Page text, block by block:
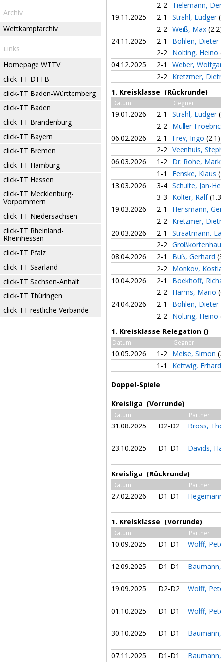
Archiv
Wettkampfarchiv
Links
Homepage WTTV
click-TT DTTB
click-TT Baden-Württemberg
click-TT Baden
click-TT Brandenburg
click-TT Bayern
click-TT Bremen
click-TT Hamburg
click-TT Hessen
click-TT Mecklenburg-
Vorpommern
click-TT Niedersachsen
click-TT Rheinland-
Rheinhessen
click-TT Pfalz
click-TT Saarland
click-TT Sachsen-Anhalt
click-TT Thüringen
click-TT restliche Verbände
2-2 Tielemann,
19.11.2025
2-1 Strahl, Ludger
2-2 Weiß, Max
24.11.2025
2-1 Bohlen, Dieter
2-2 Nolting, Heino
04.12.2025
2-1
Weber,
2-2 Kretzmer,
1. Kreisklasse (Rückrunde)
Datum Gegner
19.01.2026 2-1 Strahl, Ludger
2-2 Müller-
06.02.2026
2-1 Frey, Ingo (2.1)
2-2 Veenhuis,
06.03.2026
1-2 Dr. Rohe,
1-1
Fenske, Klaus
13.03.2026
3-4 Schulte, Jan-
3-3
Kolter, Ralf
19.03.2026
2-1
Hensmann,
2-2 Kretzmer,
20.03.2026
2-1
Straatmann,
2-2
08.04.2026
2-1 Buß, Gerhard
2-2 Monkov,
10.04.2026
2-1
Boekhoff,
2-2 Harms, Mario
24.04.2026
2-1 Bohlen, Dieter
2-2 Nolting, Heino
1. Kreisklasse Relegation ()
Datum Gegner
10.05.2026 1-2 Meise, Simon
1-1
Kettwig,
Doppel-Spiele
Kreisliga (Vorrunde)
Datum Partner
31.08.2025 D2-D2 Bross,
23.10.2025 D1-D1 Davids,
Kreisliga (Rückrunde)
Datum Partner
27.02.2026 D1-D1
1. Kreisklasse (Vorrunde)
Datum Partner
10.09.2025 D1-D1 Wolff,
12.09.2025 D1-D1
19.09.2025 D2-D2 Wolff,
01.10.2025 D1-D1 Wolff,
30.10.2025 D1-D1
07.11.2025 D1-D1